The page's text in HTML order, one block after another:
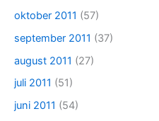
oktober 2011 (57)
september 2011 (37)
august 2011 (27)
juli 2011 (51)
juni 2011 (54)